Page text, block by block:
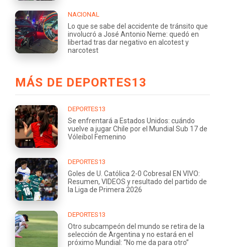
NACIONAL
Lo que se sabe del accidente de tránsito que
involucró a José Antonio Neme: quedó en
libertad tras dar negativo en alcotest y
narcotest
MÁS DE DEPORTES13
DEPORTES13
Se enfrentará a Estados Unidos: cuándo
vuelve a jugar Chile por el Mundial Sub 17 de
Vóleibol Femenino
DEPORTES13
Goles de U. Católica 2-0 Cobresal EN VIVO:
Resumen, VIDEOS y resultado del partido de
la Liga de Primera 2026
DEPORTES13
Otro subcampeón del mundo se retira de la
selección de Argentina y no estará en el
próximo Mundial: “No me da para otro”